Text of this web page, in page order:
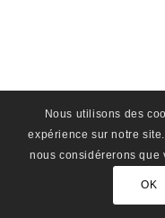
Nous utilisons des
expérience sur notre
nous considérerons que
OK